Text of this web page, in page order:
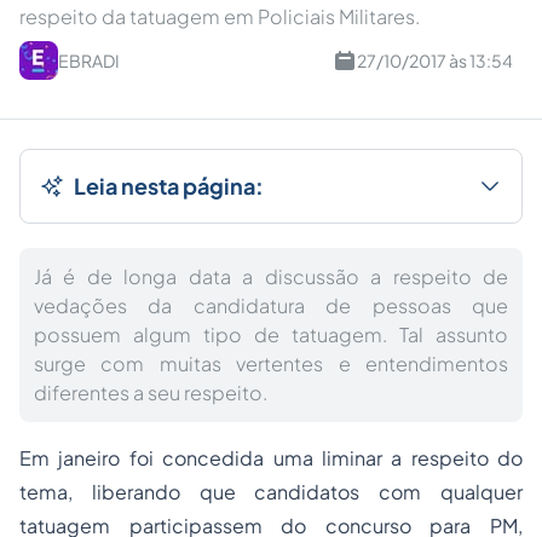
respeito da tatuagem em Policiais Militares.
EBRADI 27/10/2017 às 13:54
Leia nesta página:
Já é de longa data a discussão a respeito de
vedações da candidatura de pessoas que
possuem algum tipo de tatuagem. Tal assunto
surge com muitas vertentes e entendimentos
diferentes a seu respeito.
Em janeiro foi concedida uma liminar a respeito do
tema, liberando que candidatos com qualquer
tatuagem participassem do concurso para PM,